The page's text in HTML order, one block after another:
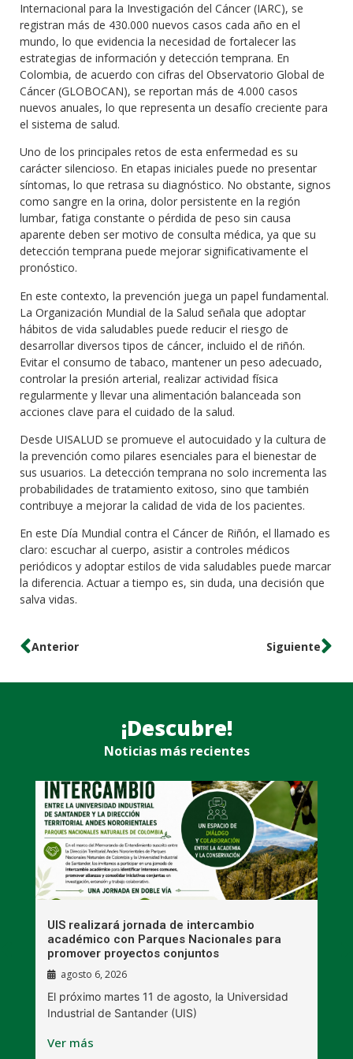
Internacional para la Investigación del Cáncer (IARC), se
registran más de 430.000 nuevos casos cada año en el
mundo, lo que evidencia la necesidad de fortalecer las
estrategias de información y detección temprana. En
Colombia, de acuerdo con cifras del Observatorio Global de
Cáncer (GLOBOCAN), se reportan más de 4.000 casos
nuevos anuales, lo que representa un desafío creciente para
el sistema de salud.
Uno de los principales retos de esta enfermedad es su
carácter silencioso. En etapas iniciales puede no presentar
síntomas, lo que retrasa su diagnóstico. No obstante, signos
como sangre en la orina, dolor persistente en la región
lumbar, fatiga constante o pérdida de peso sin causa
aparente deben ser motivo de consulta médica, ya que su
detección temprana puede mejorar significativamente el
pronóstico.
En este contexto, la prevención juega un papel fundamental.
La Organización Mundial de la Salud señala que adoptar
hábitos de vida saludables puede reducir el riesgo de
desarrollar diversos tipos de cáncer, incluido el de riñón.
Evitar el consumo de tabaco, mantener un peso adecuado,
controlar la presión arterial, realizar actividad física
regularmente y llevar una alimentación balanceada son
acciones clave para el cuidado de la salud.
Desde UISALUD se promueve el autocuidado y la cultura de
la prevención como pilares esenciales para el bienestar de
sus usuarios. La detección temprana no solo incrementa las
probabilidades de tratamiento exitoso, sino que también
contribuye a mejorar la calidad de vida de los pacientes.
En este Día Mundial contra el Cáncer de Riñón, el llamado es
claro: escuchar al cuerpo, asistir a controles médicos
periódicos y adoptar estilos de vida saludables puede marcar
la diferencia. Actuar a tiempo es, sin duda, una decisión que
salva vidas.
Anterior Siguiente
¡Descubre!
Noticias más recientes
UIS realizará jornada de intercambio
académico con Parques Nacionales para
promover proyectos conjuntos
agosto 6, 2026
El próximo martes 11 de agosto, la Universidad
Industrial de Santander (UIS)
Ver más